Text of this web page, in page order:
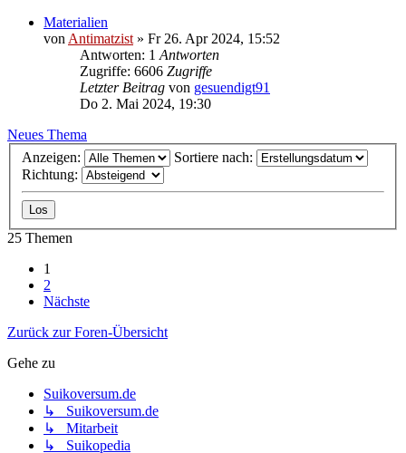
Materialien
von Antimatzist » Fr 26. Apr 2024, 15:52
Antworten: 1 Antworten
Zugriffe: 6606 Zugriffe
Letzter Beitrag von gesuendigt91
Do 2. Mai 2024, 19:30
Neues Thema
Anzeigen:
Sortiere nach:
Richtung:
25 Themen
1
2
Nächste
Zurück zur Foren-Übersicht
Gehe zu
Suikoversum.de
↳ Suikoversum.de
↳ Mitarbeit
↳ Suikopedia